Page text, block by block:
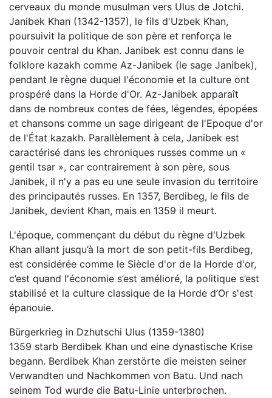
cerveaux du monde musulman vers Ulus de Jotchi.
Janibek Khan (1342-1357), le fils d'Uzbek Khan,
poursuivit la politique de son père et renforça le
pouvoir central du Khan. Janibek est connu dans le
folklore kazakh comme Az-Janibek (le sage Janibek),
pendant le règne duquel l'économie et la culture ont
prospéré dans la Horde d'Or. Az-Janibek apparaît
dans de nombreux contes de fées, légendes, épopées
et chansons comme un sage dirigeant de l'Epoque d'or
de l'État kazakh. Parallèlement à cela, Janibek est
caractérisé dans les chroniques russes comme un «
gentil tsar », car contrairement à son père, sous
Janibek, il n'y a pas eu une seule invasion du territoire
des principautés russes. En 1357, Berdibeg, le fils de
Janibek, devient Khan, mais en 1359 il meurt.
L'époque, commençant du début du règne d'Uzbek
Khan allant jusqu’à la mort de son petit-fils Berdibeg,
est considérée comme le Siècle d'or de la Horde d'or,
c’est quand l'économie s’est amélioré, la politique s’est
stabilisé et la culture classique de la Horde d’Or s'est
épanouie.
Bürgerkrieg in Dzhutschi Ulus (1359-1380)
1359 starb Berdibek Khan und eine dynastische Krise
begann. Berdibek Khan zerstörte die meisten seiner
Verwandten und Nachkommen von Batu. Und nach
seinem Tod wurde die Batu-Linie unterbrochen.